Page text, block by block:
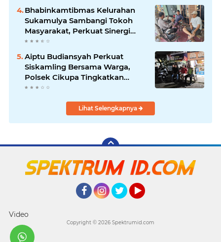
Bhabinkamtibmas Kelurahan
Sukamulya Sambangi Tokoh
Masyarakat, Perkuat Sinergi
Jaga Kamtibmas
Aiptu Budiansyah Perkuat
Siskamling Bersama Warga,
Polsek Cikupa Tingkatkan
Sinergi Jaga Kamtibmas
Lihat Selengkapnya
Video
Copyright © 2026 Spektrumid.com